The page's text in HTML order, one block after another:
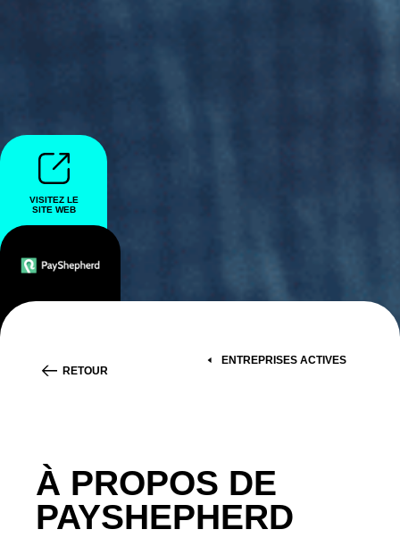
VISITEZ LE
SITE WEB
RETOUR
ENTREPRISES ACTIVES
À PROPOS DE
PAYSHEPHERD